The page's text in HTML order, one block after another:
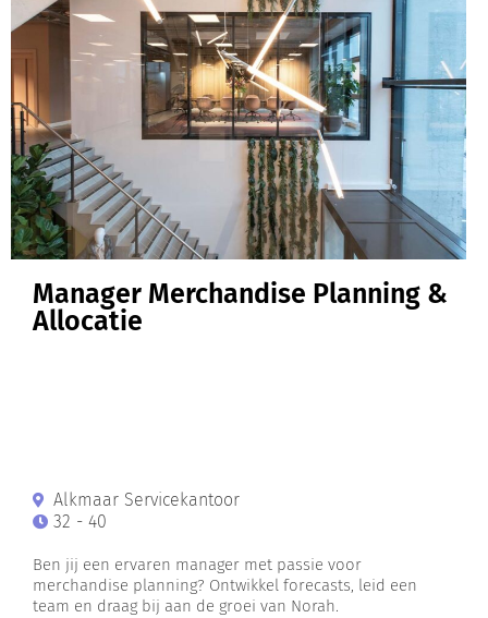
Manager Merchandise Planning &
Allocatie
Alkmaar Servicekantoor
32 - 40
Ben jij een ervaren manager met passie voor
merchandise planning? Ontwikkel forecasts, leid een
team en draag bij aan de groei van Norah.